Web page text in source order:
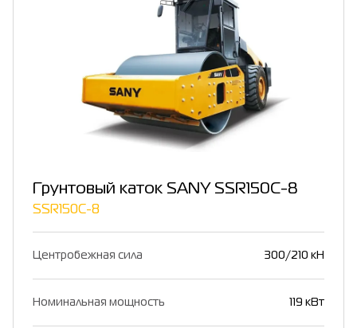
Грунтовый каток SANY SSR150C-8
SSR150C-8
Центробежная сила 300/210 кН
Номинальная мощность 119 кВт